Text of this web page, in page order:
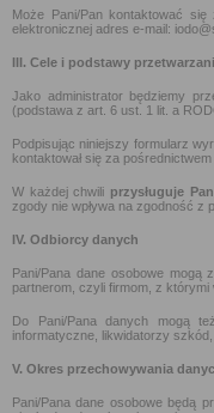
Może Pani/Pan kontaktować
elektronicznej adres e-mail:
III. Cele i podstawy
Jako administrator będziemy
(podstawa z art. 6 ust. 1 lit. a
Podpisując niniejszy formularz
kontaktował się za
W każdej chwili przysługuje
zgody nie wpływa na zgodność z
IV. Odbiorcy danych
Pani/Pana dane osobowe mogą
partnerom, czyli firmom, z którymi
Do Pani/Pana danych mogą
informatyczne, likwidatorzy
V. Okres przechowywania
Pani/Pana dane osobowe będą